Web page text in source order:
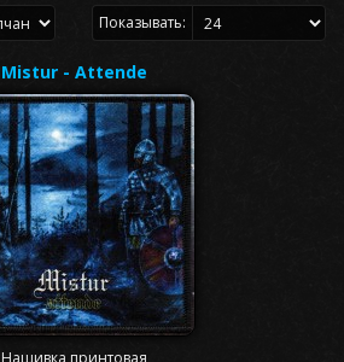
Показывать:
Mistur - Attende
Нашивка принтовая